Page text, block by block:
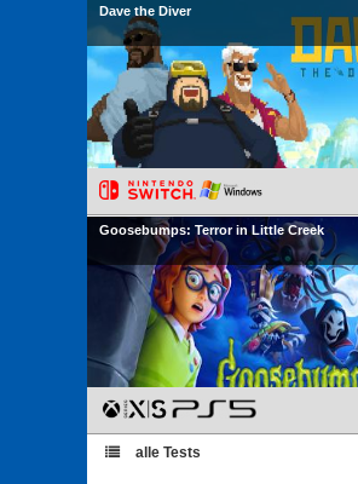
Dave the Diver
Goosebumps: Terror in Little Creek
alle Tests